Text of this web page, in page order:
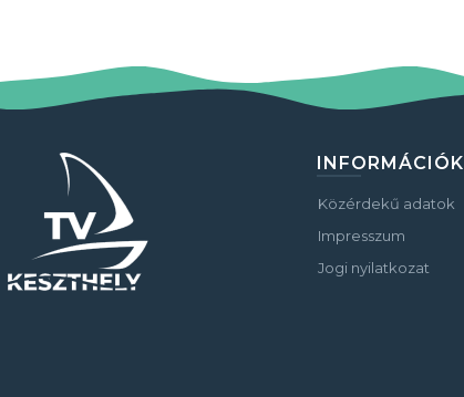
INFORMÁCIÓK
Közérdekű adatok
Impresszum
Jogi nyilatkozat